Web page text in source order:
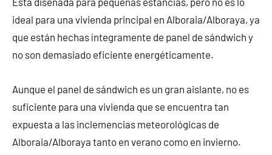
ideal para una vivienda principal en Alboraia/Alboraya, ya
que están hechas íntegramente de panel de sándwich y
no son demasiado eficiente energéticamente.
Aunque el panel de sándwich es un gran aislante, no es
suficiente para una vivienda que se encuentra tan
expuesta a las inclemencias meteorológicas de
Alboraia/Alboraya tanto en verano como en invierno.